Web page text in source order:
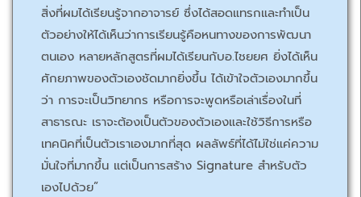
สิ่งที่ผมได้เรียนรู้จากอาจารย์ ซึ่งได้สอดแทรกและทำเป็น
ตัวอย่างให้ได้เห็นว่าการเรียนรู้คือหนทางของการพัฒนา
ตนเอง หลายหลักสูตรที่ผมได้เรียนกับอ.ไชยยศ ยิ่งได้เห็น
ศักยภาพของตัวเองชัดมากยิ่งขึ้น ได้เข้าใจตัวเองมากขึ้น
ว่า การจะเป็นวิทยากร หรือการจะพูดหรือเล่าเรื่องในที่
สาธารณะ เราจะต้องเป็นตัวของตัวเองและใช้วิธีการหรือ
เทคนิคที่เป็นตัวเราเองมากที่สุด ผลลัพธ์ที่ได้ไม่ใช่แค่ความ
มั่นใจที่มากขึ้น แต่เป็นการสร้าง Signature สำหรับตัว
เองไปด้วย”